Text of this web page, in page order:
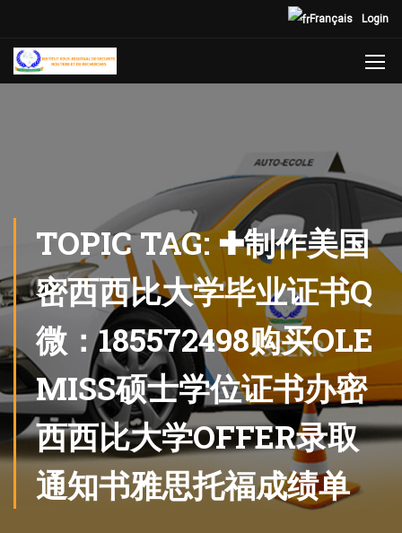
Login
Français
TOPIC TAG: ✚制作美国
密西西比大学毕业证书Q
微：185572498购买OLE
MISS硕士学位证书办密
西西比大学OFFER录取
通知书雅思托福成绩单